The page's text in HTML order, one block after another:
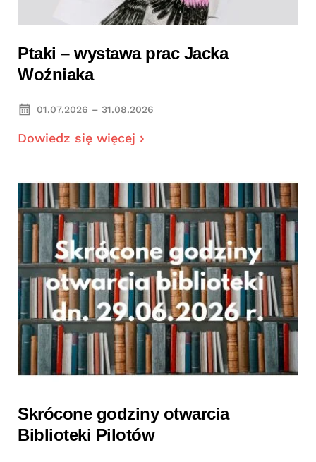
Ptaki – wystawa prac Jacka
Woźniaka
01.07.2026 – 31.08.2026
Dowiedz się więcej
Skrócone godziny otwarcia
Biblioteki Pilotów